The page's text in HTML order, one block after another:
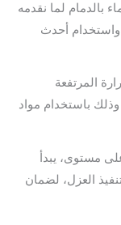
بالدمام لما نقدمه
واستخدام أحدث
المرتفعة
وذلك باستخدام مواد
مستوى، يبدأ
العزل، لضمان